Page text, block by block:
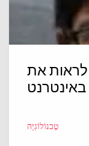
את
טֶכנוֹלוֹגִיָה